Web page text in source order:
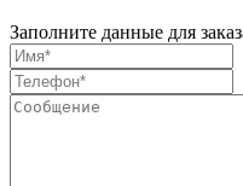
Заполните данные для